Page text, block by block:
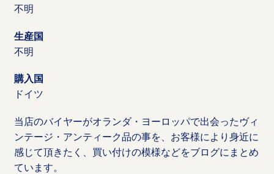
不明
生産国
不明
購入国
ドイツ
当店のバイヤーがオランダ・ヨーロッパで出会ったヴィ
ンテージ・アンティーク品の事を、お客様により身近に
感じて頂きたく、買い付けの模様などをブログにまとめ
ています。